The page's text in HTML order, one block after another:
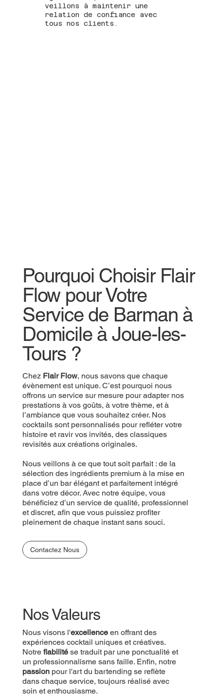
veillons à maintenir une
relation de confiance avec
tous nos clients.
Pourquoi Choisir Flair
Flow pour Votre
Service de Barman à
Domicile à Joue-les-
Tours ?
Chez Flair Flow, nous savons que chaque
évènement est unique. C’est pourquoi nous
offrons un service sur mesure pour adapter nos
prestations à vos goûts, à votre thème, et à
l’ambiance que vous souhaitez créer. Nos
cocktails sont personnalisés pour refléter votre
histoire et ravir vos invités, des classiques
revisités aux créations originales.
Nous veillons à ce que tout soit parfait : de la
sélection des ingrédients premium à la mise en
place d’un bar élégant et parfaitement intégré
dans votre décor. Avec notre équipe, vous
bénéficiez d’un service de qualité, professionnel
et discret, afin que vous puissiez profiter
pleinement de chaque instant sans souci.
Contactez Nous
Nos Valeurs
Nous visons l'excellenceen offrant des
expériences cocktail uniques et créatives.
Notre fiabilité se traduit par une ponctualité et
un professionnalisme sans faille. Enfin, notre
passionpour l'art du bartending se reflète
dans chaque service, toujours réalisé avec
soin et enthousiasme.